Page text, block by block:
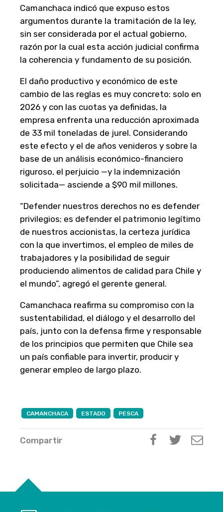
Camanchaca indicó que expuso estos
argumentos durante la tramitación de la ley,
sin ser considerada por el actual gobierno,
razón por la cual esta acción judicial confirma
la coherencia y fundamento de su posición.
El daño productivo y económico de este
cambio de las reglas es muy concreto: solo en
2026 y con las cuotas ya definidas, la
empresa enfrenta una reducción aproximada
de 33 mil toneladas de jurel. Considerando
este efecto y el de años venideros y sobre la
base de un análisis económico-financiero
riguroso, el perjuicio —y la indemnización
solicitada— asciende a $90 mil millones.
“Defender nuestros derechos no es defender
privilegios; es defender el patrimonio legítimo
de nuestros accionistas, la certeza jurídica
con la que invertimos, el empleo de miles de
trabajadores y la posibilidad de seguir
produciendo alimentos de calidad para Chile y
el mundo”, agregó el gerente general.
Camanchaca reafirma su compromiso con la
sustentabilidad, el diálogo y el desarrollo del
país, junto con la defensa firme y responsable
de los principios que permiten que Chile sea
un país confiable para invertir, producir y
generar empleo de largo plazo.
CAMANCHACA ESTADO PESCA
Compartir